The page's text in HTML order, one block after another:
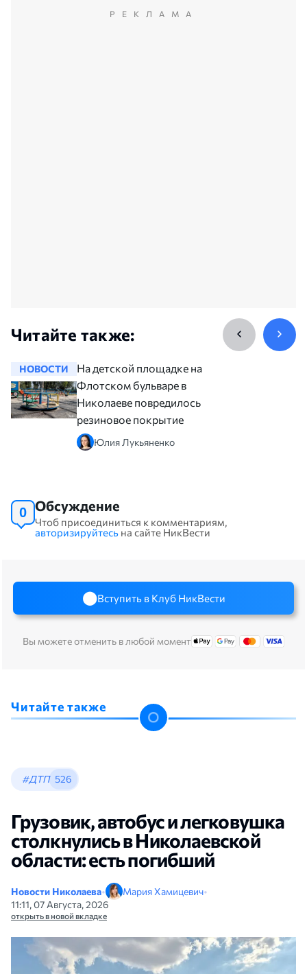
РЕКЛАМА
Читайте также:
НОВОСТИ
На детской площадке на
Флотском бульваре в
Николаеве повредилось
резиновое покрытие
Юлия Лукьяненко
0 Обсуждение
Чтоб присоединиться к комментариям,
авторизируйтесь на сайте НикВести
Вступить в Клуб НикВести
Вы можете отменить в любой момент
Читайте также
#ДТП 526
Грузовик, автобус и легковушка
столкнулись в Николаевской
области: есть погибший
Новости Николаева• Мария Хамицевич•
11:11, 07 Августа, 2026
открыть в новой вкладке